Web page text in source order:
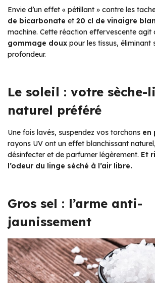
Envie d’un effet « pétillant » contre les
de bicarbonate et 20 cl de vinaigre
machine. Cette réaction effervescente agit
gommage doux pour les tissus, éliminant
profondeur.
Le soleil : votre sèche-
naturel préféré
Une fois lavés, suspendez vos torchons en
rayons UV ont un effet blanchissant
désinfecter et de parfumer légèrement. Et
l’odeur du linge séché à l’air libre.
Gros sel : l’arme anti-
jaunissement